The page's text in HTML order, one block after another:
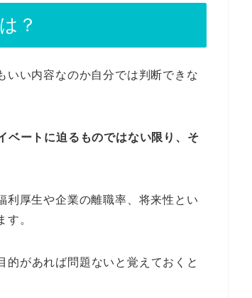
？
いい内容なのか自分では判断できな
ベートに迫るものではない限り、そ
利厚生や企業の離職率、将来性とい
す。
的があれば問題ないと覚えておくと